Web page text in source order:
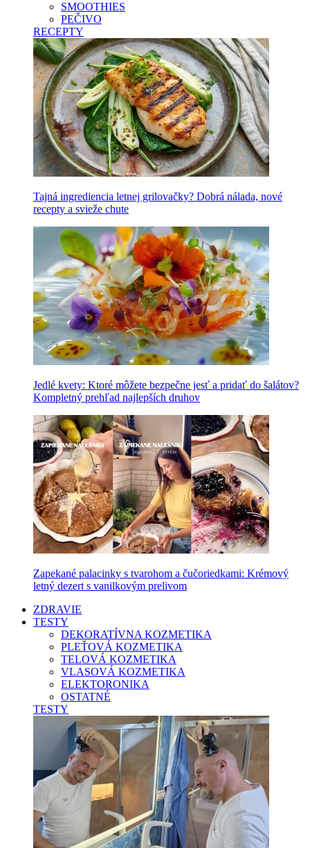
SMOOTHIES
PEČIVO
RECEPTY
Tajná ingrediencia letnej grilovačky? Dobrá nálada, nové
recepty a svieže chute
Jedlé kvety: Ktoré môžete bezpečne jesť a pridať do šalátov?
Kompletný prehľad najlepších druhov
Zapekané palacinky s tvarohom a čučoriedkami: Krémový
letný dezert s vanilkovým prelivom
ZDRAVIE
TESTY
DEKORATÍVNA KOZMETIKA
PLEŤOVÁ KOZMETIKA
TELOVÁ KOZMETIKA
VLASOVÁ KOZMETIKA
ELEKTORONIKA
OSTATNÉ
TESTY